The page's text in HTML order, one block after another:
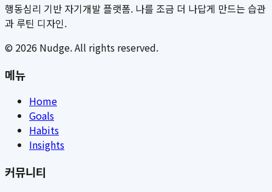
행동심리 기반 자기개발 플랫폼. 나를 조금 더 나답게 만드는 습관
과 루틴 디자인.
© 2026 Nudge. All rights reserved.
메뉴
Home
Goals
Habits
Insights
커뮤니티